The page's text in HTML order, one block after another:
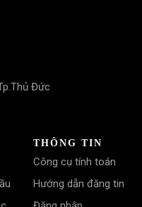
Đức
THÔNG TIN
Công cụ tính toán
Hướng dẫn đăng tin